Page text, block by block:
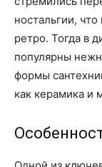
ностальгии,
ретро. Тогда в
популярны
формы
как керамика и